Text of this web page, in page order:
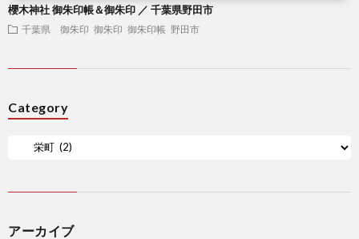
櫻木神社 御朱印帳＆御朱印 ／ 千葉県野田市
千葉県 御朱印 御朱印 御朱印帳 野田市
Category
アーカイブ